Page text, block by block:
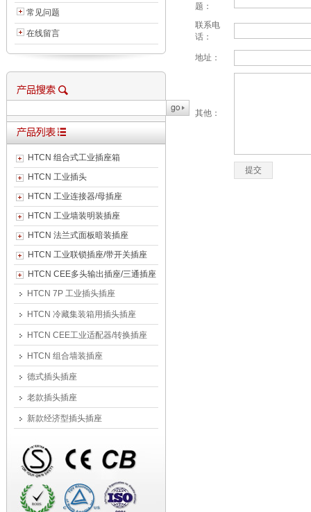
常见问题
在线留言
HTCN 组合式工业插座箱
HTCN 工业插头
HTCN 工业连接器/母插座
HTCN 工业墙装明装插座
HTCN 法兰式面板暗装插座
HTCN 工业联锁插座/带开关插座
HTCN CEE多头输出插座/三通插座
HTCN 7P 工业插头插座
HTCN 冷藏集装箱用插头插座
HTCN CEE工业适配器/转换插座
HTCN 组合墙装插座
德式插头插座
老款插头插座
新款经济型插头插座
题：
联系电
话：
地址：
其他：